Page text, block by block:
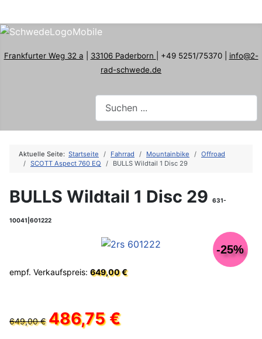
Frankfurter Weg 32 a 33106 Paderborn | +49 5251/75370 | info@2-
rad-schwede.de
Aktuelle Seite: Startseite Fahrrad Mountainbike
Offroad
SCOTT Aspect 760 EQ
BULLS Wildtail 1 Disc 29
BULLS Wildtail 1 Disc 29 631-
10041|601222
-25%
empf. Verkaufspreis: 649,00 €
649,00 € 486,75 €